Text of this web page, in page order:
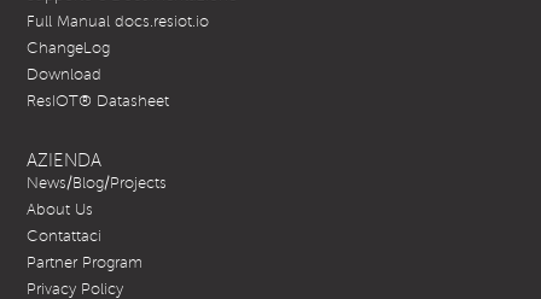
Full Manual docs.resiot.io
ChangeLog
Download
ResIOT® Datasheet
AZIENDA
News/Blog/Projects
About Us
Contattaci
Partner Program
Privacy Policy